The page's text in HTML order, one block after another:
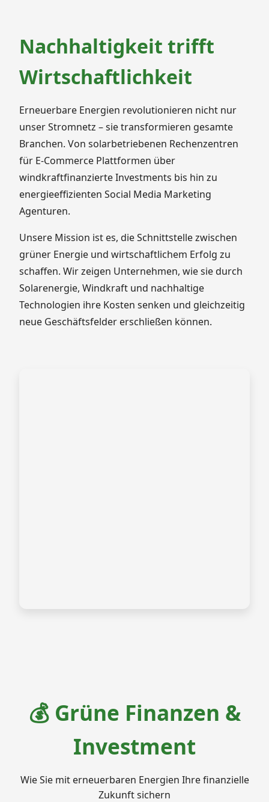
Nachhaltigkeit trifft
Wirtschaftlichkeit
Erneuerbare Energien revolutionieren nicht nur
unser Stromnetz – sie transformieren gesamte
Branchen. Von solarbetriebenen Rechenzentren
für E-Commerce Plattformen über
windkraftfinanzierte Investments bis hin zu
energieeffizienten Social Media Marketing
Agenturen.
Unsere Mission ist es, die Schnittstelle zwischen
grüner Energie und wirtschaftlichem Erfolg zu
schaffen. Wir zeigen Unternehmen, wie sie durch
Solarenergie, Windkraft und nachhaltige
Technologien ihre Kosten senken und gleichzeitig
neue Geschäftsfelder erschließen können.
💰 Grüne Finanzen &
Investment
Wie Sie mit erneuerbaren Energien Ihre finanzielle
Zukunft sichern